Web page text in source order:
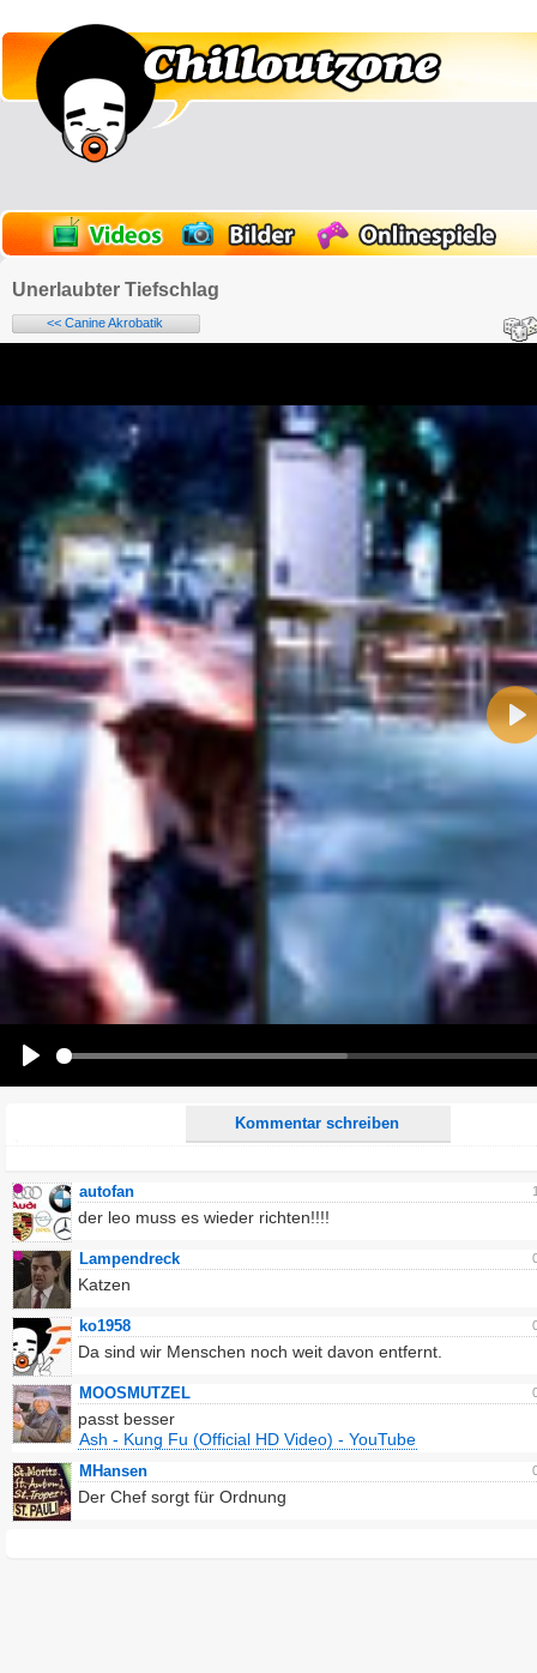
Unerlaubter Tiefschlag
<< Canine Akrobatik
Kommentar schreiben
Alle HTML-Tags außer <br>, <strike> und <i> werden aus Deinem Kommentar entfernt.
URLs werden automatisch umgewandelt. Bitte verwende "www." oder "http://" in URLs
Ich möchte eine E-Mail, wenn auf dieser Seite weitere Kommentare erscheinen.
autofan
der leo muss es wieder richten!!!!
Lampendreck
Katzen
ko1958
Da sind wir Menschen noch weit davon entfernt.
MOOSMUTZEL
passt besser
Ash - Kung Fu (Official HD Video) - YouTube
MHansen
Der Chef sorgt für Ordnung